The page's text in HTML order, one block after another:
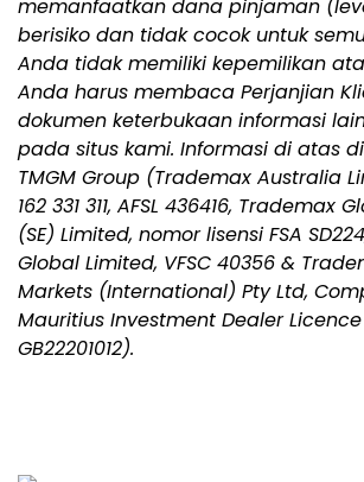
memanfaatkan dana pinjaman
berisiko dan tidak cocok untuk
Anda tidak memiliki kepemilikan
Anda harus membaca Perjanjian
dokumen keterbukaan informasi
pada situs kami. Informasi di atas
TMGM Group (Trademax Australia
162 331 311, AFSL 436416, Trademax
(SE) Limited, nomor lisensi FSA
Global Limited, VFSC 40356 &
Markets (International) Pty Ltd,
Mauritius Investment Dealer Licence
GB22201012).